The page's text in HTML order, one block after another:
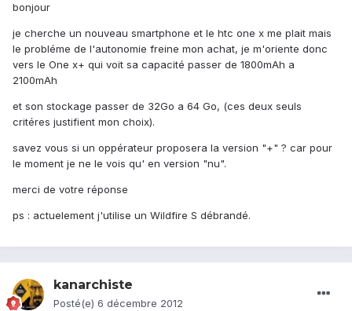
bonjour
je cherche un nouveau smartphone et le htc one x me plait mais
le probléme de l'autonomie freine mon achat, je m'oriente donc
vers le One x+ qui voit sa capacité passer de 1800mAh a
2100mAh
et son stockage passer de 32Go a 64 Go, (ces deux seuls
critéres justifient mon choix).
savez vous si un oppérateur proposera la version "+" ? car pour
le moment je ne le vois qu' en version "nu".
merci de votre réponse
ps : actuelement j'utilise un Wildfire S débrandé.
kanarchiste
Posté(e) 6 décembre 2012